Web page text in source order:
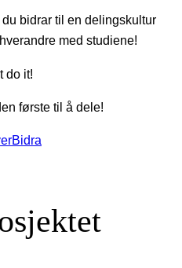
bidrar til en delingskultur
med studiene!
do it!
første til å dele!
Bidra